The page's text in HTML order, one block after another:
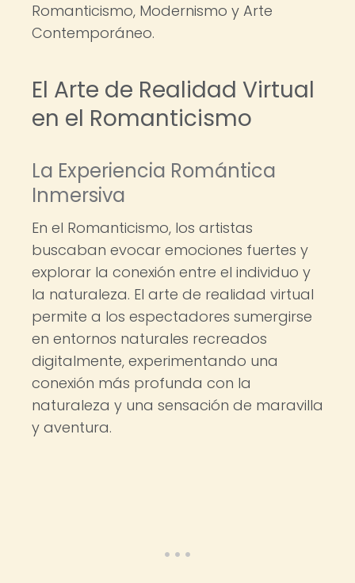
Romanticismo, Modernismo y Arte
Contemporáneo.
El Arte de Realidad Virtual
en el Romanticismo
La Experiencia Romántica
Inmersiva
En el Romanticismo, los artistas
buscaban evocar emociones fuertes y
explorar la conexión entre el individuo y
la naturaleza. El arte de realidad virtual
permite a los espectadores sumergirse
en entornos naturales recreados
digitalmente, experimentando una
conexión más profunda con la
naturaleza y una sensación de maravilla
y aventura.